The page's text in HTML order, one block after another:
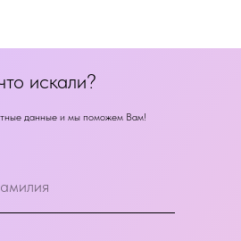
искали?
данные и мы поможем Вам!